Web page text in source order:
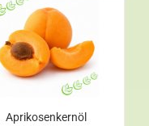
Aprikosenkernöl